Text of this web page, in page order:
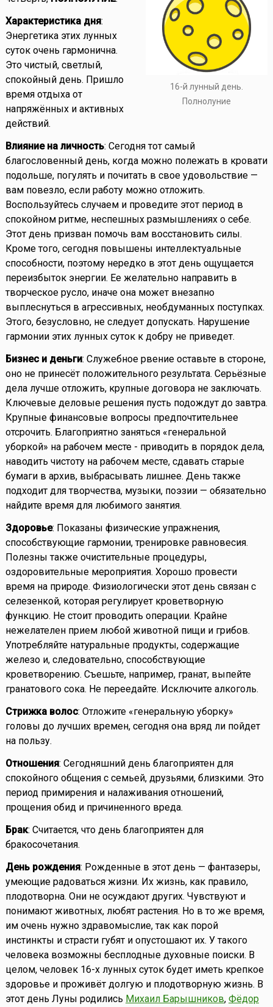
16-й лунный день.
Полнолуние
Характеристика дня:
Энергетика этих лунных
суток очень гармонична.
Это чистый, светлый,
спокойный день. Пришло
время отдыха от
напряжённых и активных
действий.
Влияние на личность: Сегодня тот самый
благословенный день, когда можно полежать в кровати
подольше, погулять и почитать в свое удовольствие —
вам повезло, если работу можно отложить.
Воспользуйтесь случаем и проведите этот период в
спокойном ритме, неспешных размышлениях о себе.
Этот день призван помочь вам восстановить силы.
Кроме того, сегодня повышены интеллектуальные
способности, поэтому нередко в этот день ощущается
переизбыток энергии. Ее желательно направить в
творческое русло, иначе она может внезапно
выплеснуться в агрессивных, необдуманных поступках.
Этого, безусловно, не следует допускать. Нарушение
гармонии этих лунных суток к добру не приведет.
Бизнес и деньги: Служебное рвение оставьте в стороне,
оно не принесёт положительного результата. Серьёзные
дела лучше отложить, крупные договора не заключать.
Ключевые деловые решения пусть подождут до завтра.
Крупные финансовые вопросы предпочтительнее
отсрочить. Благоприятно заняться «генеральной
уборкой» на рабочем месте - приводить в порядок дела,
наводить чистоту на рабочем месте, сдавать старые
бумаги в архив, выбрасывать лишнее. День также
подходит для творчества, музыки, поэзии — обязательно
найдите время для любимого занятия.
Здоровье: Показаны физические упражнения,
способствующие гармонии, тренировке равновесия.
Полезны также очистительные процедуры,
оздоровительные мероприятия. Хорошо провести
время на природе. Физиологически этот день связан с
селезенкой, которая регулирует кроветворную
функцию. Не стоит проводить операции. Крайне
нежелателен прием любой животной пищи и грибов.
Употребляйте натуральные продукты, содержащие
железо и, следовательно, способствующие
кроветворению. Съешьте, например, гранат, выпейте
гранатового сока. Не переедайте. Исключите алкоголь.
Стрижка волос: Отложите «генеральную уборку»
головы до лучших времен, сегодня она вряд ли пойдет
на пользу.
Отношения: Сегодняшний день благоприятен для
спокойного общения с семьей, друзьями, близкими. Это
период примирения и налаживания отношений,
прощения обид и причиненного вреда.
Брак: Считается, что день благоприятен для
бракосочетания.
День рождения: Рожденные в этот день — фантазеры,
умеющие радоваться жизни. Их жизнь, как правило,
плодотворна. Они не осуждают других. Чувствуют и
понимают животных, любят растения. Но в то же время,
им очень нужно здравомыслие, так как порой
инстинкты и страсти губят и опустошают их. У такого
человека возможны бесплодные духовные поиски. В
целом, человек 16-х лунных суток будет иметь крепкое
здоровье и проживёт долгую и плодотворную жизнь. В
этот день Луны родились Михаил Барышников, Фёдор